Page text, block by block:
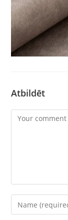
Atbildēt
Comment
Enter
your